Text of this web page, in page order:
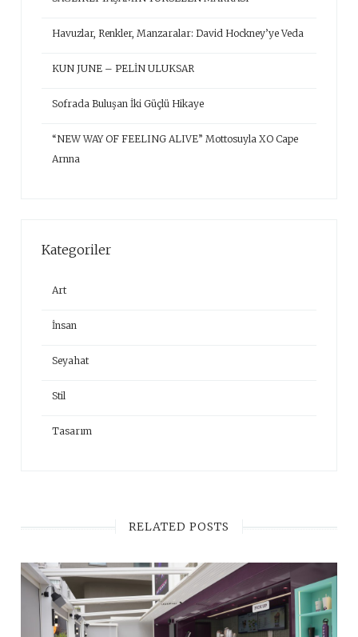
Havuzlar, Renkler, Manzaralar: David Hockney’ye Veda
KUN JUNE – PELİN ULUKSAR
Sofrada Buluşan İki Güçlü Hikaye
“NEW WAY OF FEELING ALIVE” Mottosuyla XO Cape
Arnna
Kategoriler
Art
İnsan
Seyahat
Stil
Tasarım
RELATED POSTS